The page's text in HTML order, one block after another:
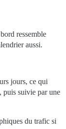
ressemble
aussi.
jours, ce qui
puis suivie par une
du trafic si